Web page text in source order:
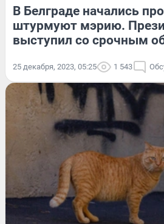
В Белграде начались
штурмуют мэрию.
выступил со срочным
25 декабря, 2023, 05:25 1 543